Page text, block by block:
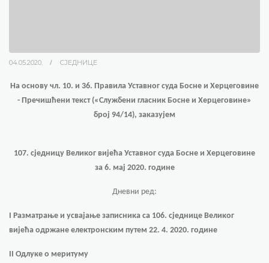
04.05.2020. СЈЕДНИЦЕ
На основу чл. 10. и 36. Правила Уставног суда Босне и Херцеговине
- Пречишћени текст («Службени гласник Босне и Херцеговине»
број 94/14), заказујем
107. сједницу Великог вијећа Уставног суда Босне и Херцеговине
за 6. мај 2020. године
Дневни ред:
I Разматрање и усвајање записника са 106. сједнице Великог
вијећа одржане електронским путем 22. 4. 2020. године
II Одлуке о меритуму